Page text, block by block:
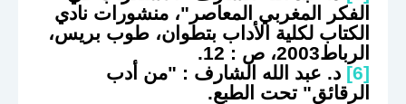
الفكر المغربي المعاصر"، منشورات نادي
الكتاب لكلية الأداب بتطوان، طوب بريس،
الرباط2003، ص : 12.
[6]
د. عبد الله الشارف : "من أدب
الرقائق" تحت الطبع.